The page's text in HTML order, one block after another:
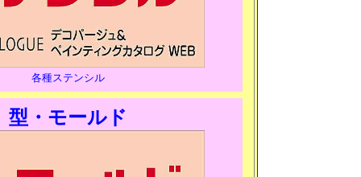
各種ステンシル
型・モールド